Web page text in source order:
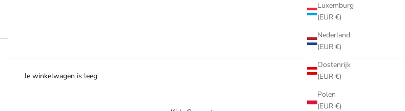
Luxemburg
(EUR €)
Nederland
(EUR €)
Oostenrijk
(EUR €)
Polen
(EUR €)
Je winkelwagen is leeg